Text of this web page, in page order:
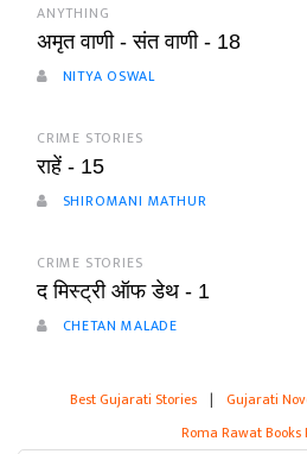
ANYTHING
अमृत वाणी - संत वाणी - 18
NITYA OSWAL
CRIME STORIES
राहें - 15
SHIROMANI MATHUR
CRIME STORIES
द मिस्ट्री ऑफ डेथ - 1
CHETAN MALADE
Best Gujarati Stories | Gujarati
Roma Rawat Books